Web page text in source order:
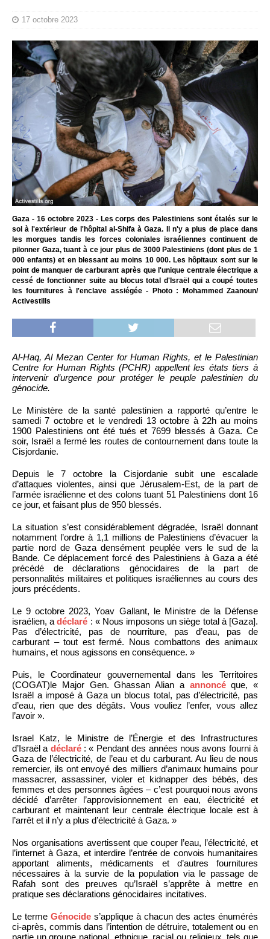
17 octobre 2023
Gaza - 16 octobre 2023 - Les corps des Palestiniens sont étalés sur le
sol à l'extérieur de l'hôpital al-Shifa à Gaza. Il n'y a plus de place dans
les morgues tandis les forces coloniales israéliennes continuent de
pilonner Gaza, tuant à ce jour plus de 3000 Palestiniens (dont plus de 1
000 enfants) et en blessant au moins 10 000. Les hôpitaux sont sur le
point de manquer de carburant après que l'unique centrale électrique a
cessé de fonctionner suite au blocus total d'Israël qui a coupé toutes
les fournitures à l'enclave assiégée - Photo : Mohammed Zaanoun/
Activestills
Al-Haq, Al Mezan Center for Human Rights, et le Palestinian
Centre for Human Rights (PCHR) appellent les états tiers à
intervenir d’urgence pour protéger le peuple palestinien du
génocide.
Le Ministère de la santé palestinien a rapporté qu’entre le
samedi 7 octobre et le vendredi 13 octobre à 22h au moins
1900 Palestiniens ont été tués et 7699 blessés à Gaza. Ce
soir, Israël a fermé les routes de contournement dans toute la
Cisjordanie.
Depuis le 7 octobre la Cisjordanie subit une escalade
d’attaques violentes, ainsi que Jérusalem-Est, de la part de
l’armée israélienne et des colons tuant 51 Palestiniens dont 16
ce jour, et faisant plus de 950 blessés.
La situation s’est considérablement dégradée, Israël donnant
notamment l’ordre à 1,1 millions de Palestiniens d’évacuer la
partie nord de Gaza densément peuplée vers le sud de la
Bande. Ce déplacement forcé des Palestiniens à Gaza a été
précédé de déclarations génocidaires de la part de
personnalités militaires et politiques israéliennes au cours des
jours précédents.
Le 9 octobre 2023, Yoav Gallant, le Ministre de la Défense
israélien, adéclaré : « Nous imposons un siège total à [Gaza].
Pas d’électricité, pas de nourriture, pas d’eau, pas de
carburant – tout est fermé. Nous combattons des animaux
humains, et nous agissons en conséquence. »
Puis, le Coordinateur gouvernemental dans les Territoires
(COGAT)le Major Gen. Ghassan Alian a annoncéque, «
Israël a imposé à Gaza un blocus total, pas d’électricité, pas
d’eau, rien que des dégâts. Vous vouliez l’enfer, vous allez
l’avoir ».
Israel Katz, le Ministre de l’Énergie et des Infrastructures
d’Israël a déclaré: « Pendant des années nous avons fourni à
Gaza de l’électricité, de l’eau et du carburant. Au lieu de nous
remercier, ils ont envoyé des milliers d’animaux humains pour
massacrer, assassiner, violer et kidnapper des bébés, des
femmes et des personnes âgées – c’est pourquoi nous avons
décidé d’arrêter l’approvisionnement en eau, électricité et
carburant et maintenant leur centrale électrique locale est à
l’arrêt et il n’y a plus d’électricité à Gaza. »
Nos organisations avertissent que couper l’eau, l’électricité, et
l’internet à Gaza, et interdire l’entrée de convois humanitaires
apportant aliments, médicaments et d’autres fournitures
nécessaires à la survie de la population via le passage de
Rafah sont des preuves qu’Israël s’apprête à mettre en
pratique ses déclarations génocidaires incitatives.
Le terme Génocide s’applique à chacun des actes énumérés
ci-après, commis dans l’intention de détruire, totalement ou en
partie un groupe national, ethnique, racial ou religieux, tels que